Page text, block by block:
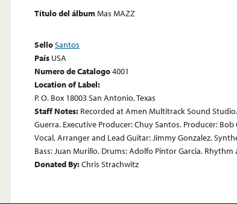
Título del álbumMas MAZZ
SelloSantos
País USA
Numero de Catalogo4001
Location of Label:
P. O. Box 18003 San Antonio, Texas
Staff Notes: Recorded at Amen Multitrack Sound
Guerra. Executive Producer: Chuy Santos. Producer: Bob
Vocal, Arranger and Lead Guitar: Jimmy Gonzalez.
Bass: Juan Murillo. Drums: Adolfo Pintor Garcia. Rhythm
Donated By:Chris Strachwitz